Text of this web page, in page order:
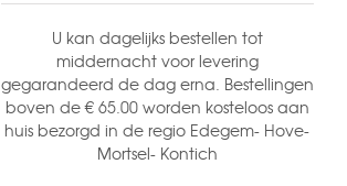
U kan dagelijks bestellen tot
middernacht voor levering
gegarandeerd de dag erna. Bestellingen
boven de € 65.00 worden kosteloos aan
huis bezorgd in de regio Edegem- Hove-
Mortsel- Kontich